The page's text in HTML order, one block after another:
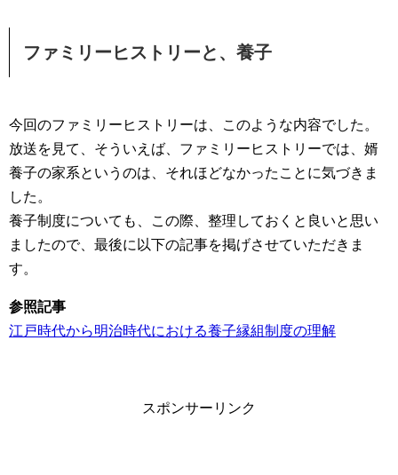
ファミリーヒストリーと、養子
今回のファミリーヒストリーは、このような内容でした。
放送を見て、そういえば、ファミリーヒストリーでは、婿
養子の家系というのは、それほどなかったことに気づきま
した。
養子制度についても、この際、整理しておくと良いと思い
ましたので、最後に以下の記事を掲げさせていただきま
す。
参照記事
江戸時代から明治時代における養子縁組制度の理解
スポンサーリンク